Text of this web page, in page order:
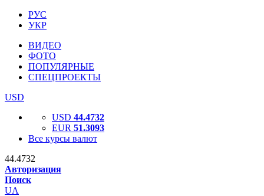
РУС
УКР
ВИДЕО
ФОТО
ПОПУЛЯРНЫЕ
СПЕЦПРОЕКТЫ
USD
USD 44.4732
EUR 51.3093
Все курсы валют
44.4732
Авторизация
Поиск
UA